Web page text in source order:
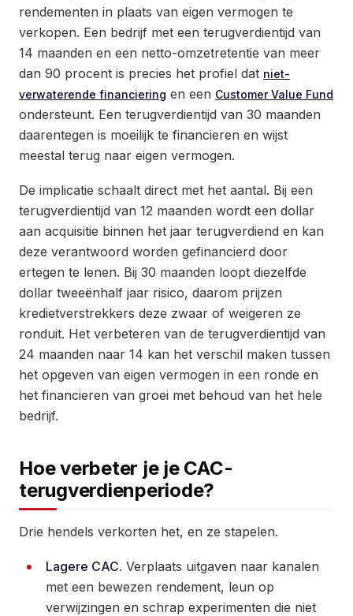
rendementen in plaats van eigen vermogen te
verkopen. Een bedrijf met een terugverdientijd van
14 maanden en een netto-omzetretentie van meer
dan 90 procent is precies het profiel dat niet-
verwaterende financiering en een Customer Value Fund
ondersteunt. Een terugverdientijd van 30 maanden
daarentegen is moeilijk te financieren en wijst
meestal terug naar eigen vermogen.
De implicatie schaalt direct met het aantal. Bij een
terugverdientijd van 12 maanden wordt een dollar
aan acquisitie binnen het jaar terugverdiend en kan
deze verantwoord worden gefinancierd door
ertegen te lenen. Bij 30 maanden loopt diezelfde
dollar tweeënhalf jaar risico, daarom prijzen
kredietverstrekkers deze zwaar of weigeren ze
ronduit. Het verbeteren van de terugverdientijd van
24 maanden naar 14 kan het verschil maken tussen
het opgeven van eigen vermogen in een ronde en
het financieren van groei met behoud van het hele
bedrijf.
Hoe verbeter je je CAC-
terugverdienperiode?
Drie hendels verkorten het, en ze stapelen.
Lagere CAC. Verplaats uitgaven naar kanalen
met een bewezen rendement, leun op
verwijzingen en schrap experimenten die niet